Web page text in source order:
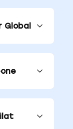
Global